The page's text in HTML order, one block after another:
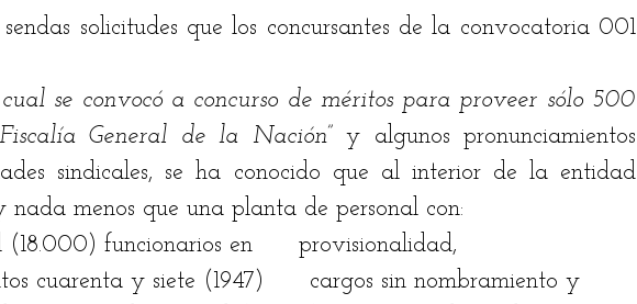
solicitudes que los concursantes de la convocatoria 001
se convocó a concurso de méritos para proveer sólo 500
General de la Nación” y algunos pronunciamientos
sindicales, se ha conocido que al interior de la entidad
nada menos que una planta de personal con:
(18.000) funcionarios en      provisionalidad,
cuarenta y siete (1947)      cargos sin nombramiento y